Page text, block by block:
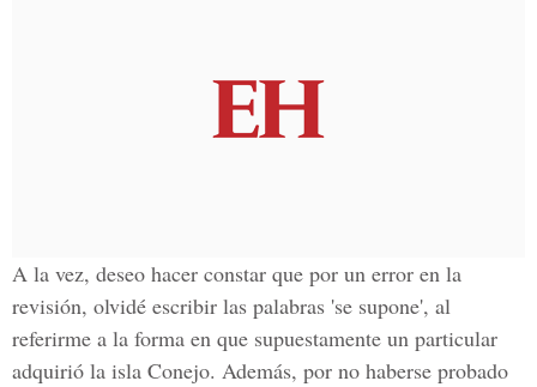
A la vez, deseo hacer constar que por un error en la
revisión, olvidé escribir las palabras 'se supone', al
referirme a la forma en que supuestamente un particular
adquirió la isla Conejo. Además, por no haberse probado